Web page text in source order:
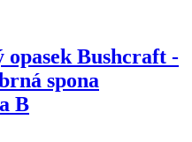
opasek Bushcraft -
spona
B